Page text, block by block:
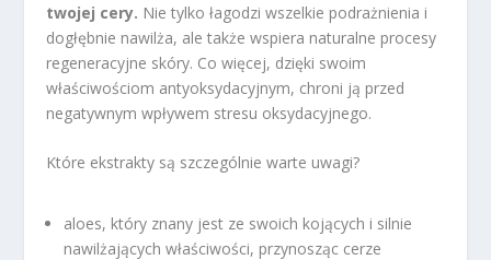
twojej cery. Nie tylko łagodzi wszelkie podrażnienia i
dogłębnie nawilża, ale także wspiera naturalne procesy
regeneracyjne skóry. Co więcej, dzięki swoim
właściwościom antyoksydacyjnym, chroni ją przed
negatywnym wpływem stresu oksydacyjnego.
Które ekstrakty są szczególnie warte uwagi?
aloes, który znany jest ze swoich kojących i silnie
nawilżających właściwości, przynosząc cerze